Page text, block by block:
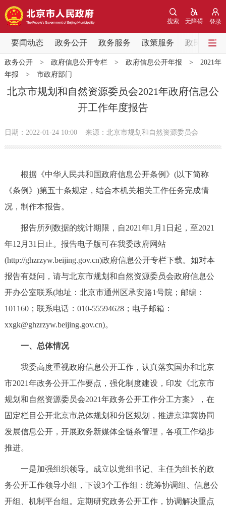
登录
无障碍
搜索
要闻动态 政务公开 政务服务 政策服务 政民互动
要闻动态
党中央精神 国务院信息 中央部委动态
北京要闻 会议信息 部门动态
市领导 机构职能 政策服务
政策兑现
决策公开 专题公开
政务服务
个人服务 法人服务 部门服务
中介服务
12345网上接诉即办 我要咨询 我要建议
参与调查 在线访谈 图说互动
北京概况 十六区概览 人文北京
政务公开> 政府信息公开专栏> 政府信息公开年报 > 2021年
年报 > 市政府部门
北京市规划和自然资源委员会2021年政府信息公
开工作年度报告
日期：2022-01-24 10:00 来源：北京市规划和自然资源委员会
根据《中华人民共和国政府信息公开条例》(以下简称
《条例》)第五十条规定，结合本机关相关工作任务完成情
况，制作本报告。
报告所列数据的统计期限，自2021年1月1日起，至2021
年12月31日止。报告电子版可在我委政府网站
(http://ghzrzyw.beijing.gov.cn)政府信息公开专栏下载。如对本
报告有疑问，请与北京市规划和自然资源委员会政府信息公
开办公室联系(地址：北京市通州区承安路1号院；邮编：
101160；联系电话：010-55594628；电子邮箱：
xxgk@ghzrzyw.beijing.gov.cn)。
一、总体情况
我委高度重视政府信息公开工作，认真落实国办和北京
市2021年政务公开工作要点，强化制度建设，印发《北京市
规划和自然资源委员会2021年政务公开工作分工方案》，在
固定栏目公开北京市总体规划和分区规划，推进京津冀协同
发展信息公开，开展政务新媒体全链条管理，各项工作稳步
推进。
一是加强组织领导。成立以党组书记、主任为组长的政
务公开工作领导小组，下设3个工作组：统筹协调组、信息公
开组、机制平台组。定期研究政务公开工作，协调解决重点